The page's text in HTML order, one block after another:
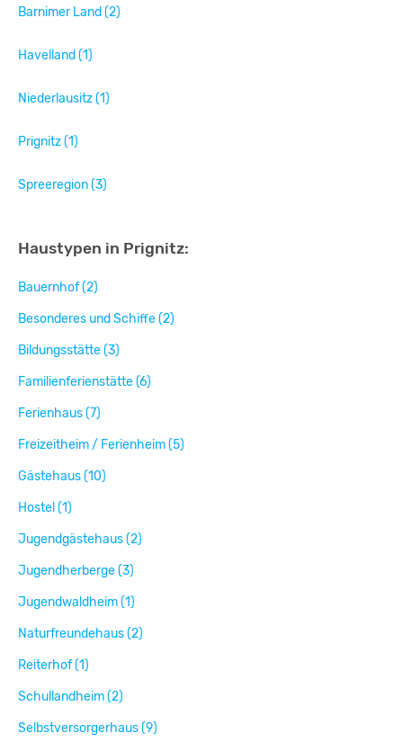
Barnimer Land (2)
Havelland (1)
Niederlausitz (1)
Prignitz (1)
Spreeregion (3)
Haustypen in Prignitz:
Bauernhof (2)
Besonderes und Schiffe (2)
Bildungsstätte (3)
Familienferienstätte (6)
Ferienhaus (7)
Freizeitheim / Ferienheim (5)
Gästehaus (10)
Hostel (1)
Jugendgästehaus (2)
Jugendherberge (3)
Jugendwaldheim (1)
Naturfreundehaus (2)
Reiterhof (1)
Schullandheim (2)
Selbstversorgerhaus (9)